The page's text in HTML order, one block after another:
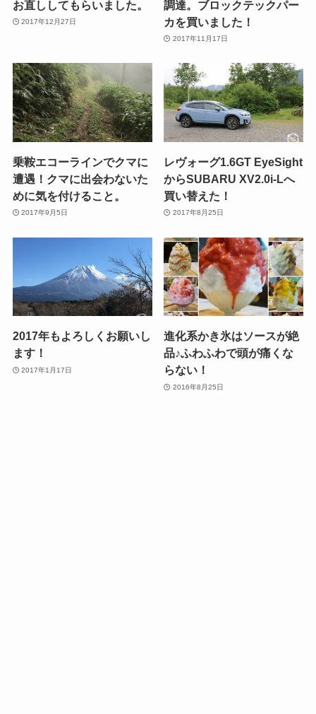
お直ししてもらいました。
2017年12月27日
調達。ブロックテックパー
カを買いました！
2017年11月17日
乗鞍エコーラインでクマに
遭遇！クマに出会わないた
めに気を付けること。
2017年9月5日
レヴォーグ1.6GT EyeSight
からSUBARU XV2.0i-Lへ
買い替えた！
2017年8月25日
2017年もよろしくお願いし
ます！
2017年1月17日
進化系かき氷はソースが絶
品♪ふわふわで頭が痛くな
らない！
2016年8月25日